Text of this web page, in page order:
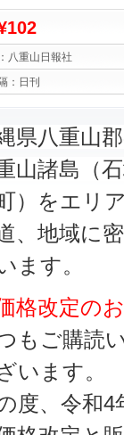
八重山日報社
： 日刊
県八重山
山諸島（
）をエリ
、地域に
ます。
価格改定の
もご購読
います。
度、令和4